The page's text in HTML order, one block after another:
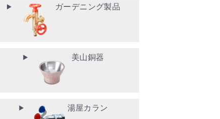
ガーデニング製品
美山銅器
湯屋カラン